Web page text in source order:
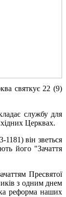
святкує 22 (9)
службу для
Церквах.
він зветься
його "Зачаття
Пресвятої
з одним днем
реформа наших